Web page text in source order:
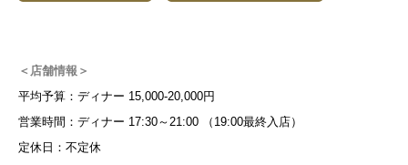
＜店舗情報＞
平均予算：ディナー 15,000-20,000円
営業時間：ディナー 17:30～21:00 （19:00最終入店）
定休日：不定休